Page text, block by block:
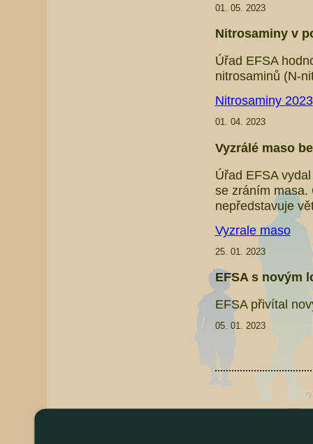
01. 05. 2023
Nitrosaminy v
Úřad EFSA
nitrosaminů (N-
Nitrosaminy 2023
01. 04. 2023
Vyzrálé maso
Úřad EFSA
se zráním masa.
nepředstavuje
Vyzrale maso
25. 01. 2023
EFSA s novým
EFSA přivítal
05. 01. 2023